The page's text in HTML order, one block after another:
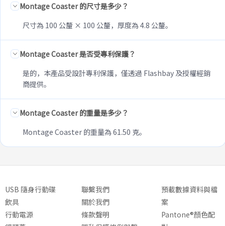
Montage Coaster 的尺寸是多少？
尺寸為 100 公釐 × 100 公釐，厚度為 4.8 公釐。
Montage Coaster 是否受專利保護？
是的，本產品受設計專利保護，僅透過 Flashbay 及授權經銷
商提供。
Montage Coaster 的重量是多少？
Montage Coaster 的重量為 61.50 克。
USB 隨身行動碟
飲具
行動電源
聯繫我們
關於我們
條款聲明
預載數據資料與檔
案
Pantone®顏色配